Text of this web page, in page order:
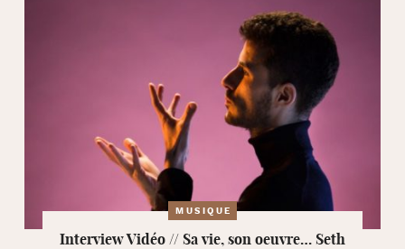
MUSIQUE
Interview Vidéo // Sa vie, son oeuvre… Seth